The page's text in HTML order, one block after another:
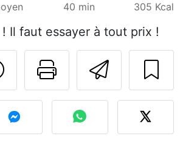
40 min 305 Kcal
Il faut essayer à tout prix !
Imprimer
Poser une
votre photo de